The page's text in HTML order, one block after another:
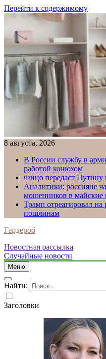
Перейти к содержимому
8 августа, 2026
В России службу в
работой конюхом
Фицо передаст Путину
Аналитики: россияне
мошенников в майские
Трамп отреагировал
пошлинам
Гардероб
Новостная рассылка
Случайные новости
Меню
Найти:
Заголовки